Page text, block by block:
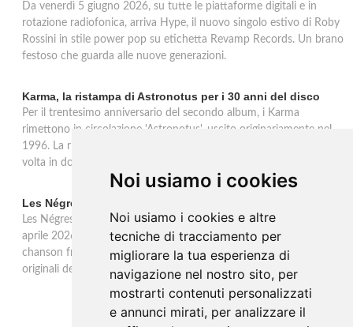
Noi usiamo i cookies
Noi usiamo i cookies e altre
tecniche di tracciamento per
migliorare la tua esperienza di
navigazione nel nostro sito, per
mostrarti contenuti personalizzati
e annunci mirati, per analizzare il
Da venerdì 5 giugno 2026, su tutte le piattaforme digitali e in
rotazione radiofonica, arriva Hype, il nuovo singolo estivo di Roby
Rossini in stile power pop su etichetta Revamp Records. Un brano
festoso che guarda alle nuove generazioni.
Karma, la ristampa di Astronotus per i 30 anni del disco
Per il trentesimo anniversario del secondo album, i Karma
rimettono in circolazione 'Astronotus', uscito originariamente nel
1996. La ristampa Sony Music è disponibile in CD e per la prima
volta in doppio vinile gold 180 grammi con bonus track.
Les Négresses Vertes a Milano: unica data italiana 2026
Les Négresses Vertes tornano in Italia per un'unica data: il 16
aprile 2026 all'Alcatraz di Milano con lo Zobi Tour. Rock acustico,
chanson francese e ritmi mediterranei per uno dei gruppi più
originali della scena musicale francese.